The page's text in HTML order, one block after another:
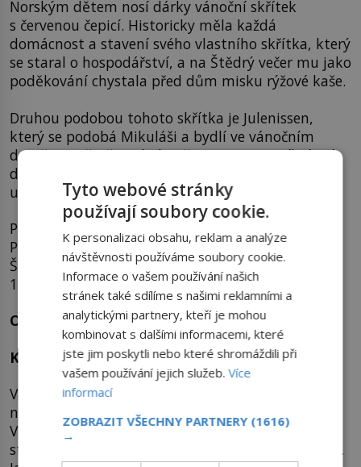
Norským dětem nosí dárky vánoční skřítek
s červenou čepicí. Historicky měla každá
domácnost a stavení svého vlastního skřítka, který
se staral o hospodářství, a na Štědrý večer mu jako
poděkování chystala před dům misku rýžové kaše.
Druhou podobou tohoto skřítka je Julenissen,
který se podobá Mikuláši a bydlí ve vánočním
domě ve městě Drøbak. Děti mu sem posílají své
dopisy, a mohou se dokonce přijet podívat, jak to
u něj doma vypadá.
Pravé norské Vánoce by nemohly být bez Popelky!
Právě našeTři oříšky pro Popelkumají v Norsku na
Štědrý den své stálé místo ve vysílání už od roku
1975.
Oslavy na kolečkách
Kde: Venezuela
Vánoce ve Venezuele jsou jedny z nejbarevnějších
na světě. Jsou plné oslav, tance a průvodů.
V některých regionech si lidé doma stavějí
stromečky, mnohem častěji ale vystavují betlémy.
Tyto webové stránky
používají soubory cookie.
K personalizaci obsahu, reklam a analýze
návštěvnosti používáme soubory cookie.
Informace o vašem používání našich
stránek také sdílíme s našimi reklamními a
analytickými partnery, kteří je mohou
kombinovat s dalšími informacemi, které
jste jim poskytli nebo které shromáždili při
vašem používání jejich služeb.Více
informací
ZOBRAZIT VŠECHNY PARTNERY (1616)
→